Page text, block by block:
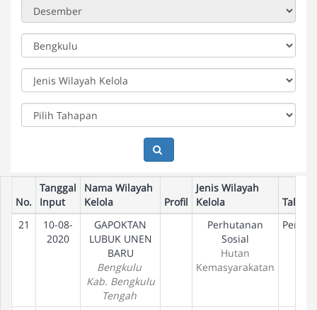
No.
Tanggal
Input
Nama Wilayah
Kelola
Profil
Jenis Wilayah
Kelola
21
10-08-
2020
GAPOKTAN
LUBUK UNEN
BARU
Bengkulu
Kab. Bengkulu
Tengah
Perhutanan
Sosial
Hutan
Kemasyarakatan